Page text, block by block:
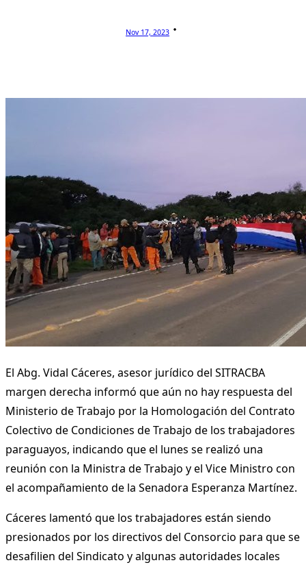
Nov 17, 2023
El Abg. Vidal Cáceres, asesor jurídico del SITRACBA
margen derecha informó que aún no hay respuesta del
Ministerio de Trabajo por la Homologación del Contrato
Colectivo de Condiciones de Trabajo de los trabajadores
paraguayos, indicando que el lunes se realizó una
reunión con la Ministra de Trabajo y el Vice Ministro con
el acompañamiento de la Senadora Esperanza Martínez.
Cáceres lamentó que los trabajadores están siendo
presionados por los directivos del Consorcio para que se
desafilien del Sindicato y algunas autoridades locales